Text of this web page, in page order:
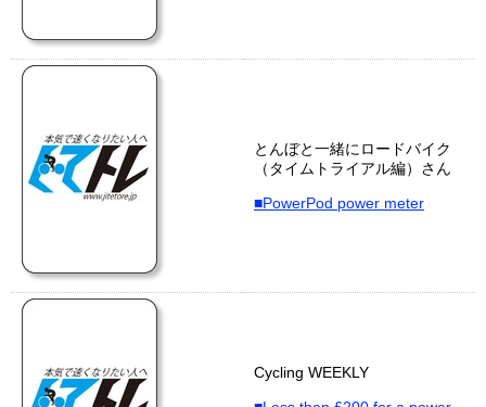
とんぼと一緒にロードバイク
（タイムトライアル編）さん
■PowerPod power meter
Cycling WEEKLY